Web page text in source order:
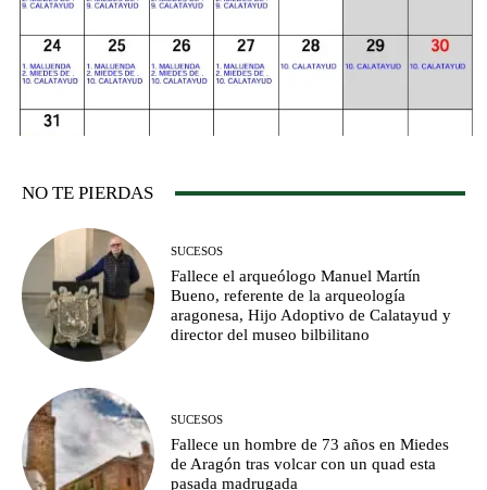
NO TE PIERDAS
SUCESOS
Fallece el arqueólogo Manuel Martín
Bueno, referente de la arqueología
aragonesa, Hijo Adoptivo de Calatayud y
director del museo bilbilitano
SUCESOS
Fallece un hombre de 73 años en Miedes
de Aragón tras volcar con un quad esta
pasada madrugada